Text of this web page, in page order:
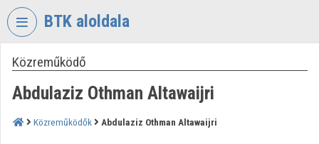
Fejléc kihagyása
BTK aloldala
VIDEOTORIUM
BÖLCSÉSZETTUDOMÁNYI
KUTATÓKÖZPONT
Közreműködő
Abdulaziz Othman Altawaijri
Közreműködők Abdulaziz Othman Altawaijri